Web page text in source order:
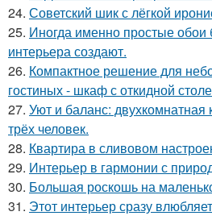
24. Советский шик с лёгкой
25. Иногда именно простые обои
интерьера создают.
26. Компактное решение для
гостиных - шкаф с откидной
27. Уют и баланс: двухкомнатная
трёх человек.
28. Квартира в сливовом
29. Интерьер в гармонии с
30. Большая роскошь на
31. Этот интерьер сразу